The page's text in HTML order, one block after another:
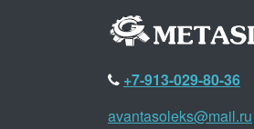
+7-913-029-80-36
avantasoleks@mail.ru